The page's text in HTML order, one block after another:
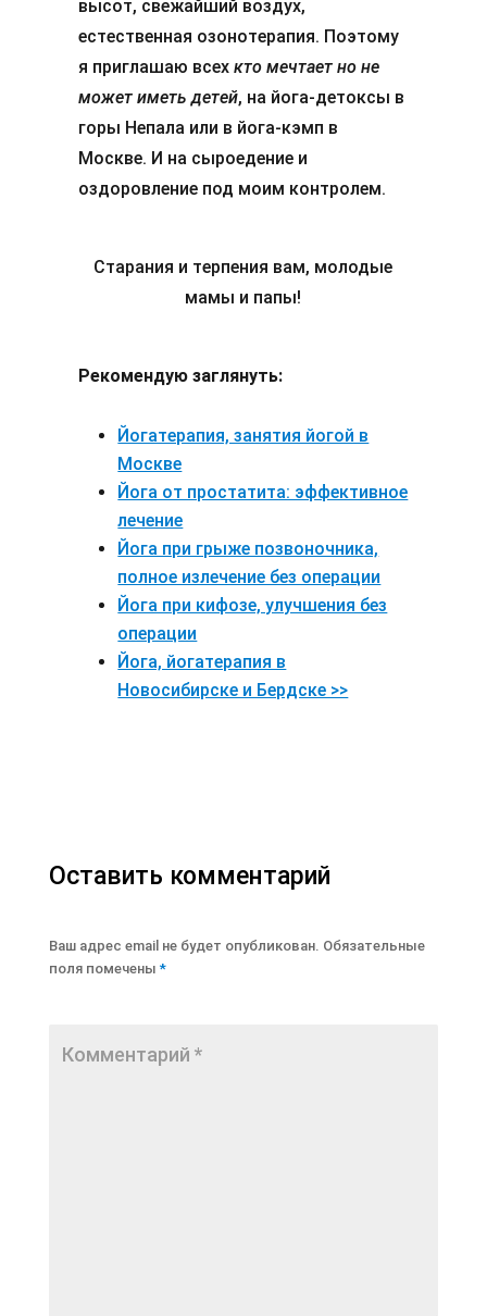
высот, свежайший воздух,
естественная озонотерапия. Поэтому
я приглашаю всехкто мечтает но не
может иметь детей, на йога-детоксы в
горы Непала или в йога-кэмп в
Москве. И на сыроедение и
оздоровление под моим контролем.
Старания и терпения вам, молодые
мамы и папы!
Рекомендую заглянуть:
Йогатерапия, занятия йогой в
Москве
Йога от простатита: эффективное
лечение
Йога при грыже позвоночника,
полное излечение без операции
Йога при кифозе, улучшения без
операции
Йога, йогатерапия в
Новосибирске и Бердске >>
Оставить комментарий
Ваш адрес email не будет опубликован. Обязательные
поля помечены *